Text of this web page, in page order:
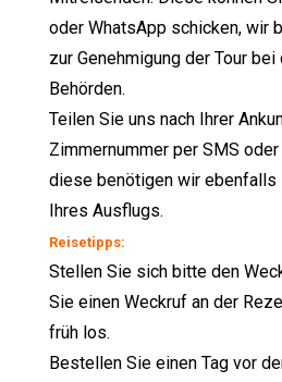
oder WhatsApp schicken, wir
zur Genehmigung der Tour
Behörden.
Teilen Sie uns nach Ihrer
Zimmernummer per SMS
diese benötigen wir ebenfalls
Ihres Ausflugs.
Reisetipps:
Stellen Sie sich bitte den
Sie einen Weckruf an der
früh los.
Bestellen Sie einen Tag vor